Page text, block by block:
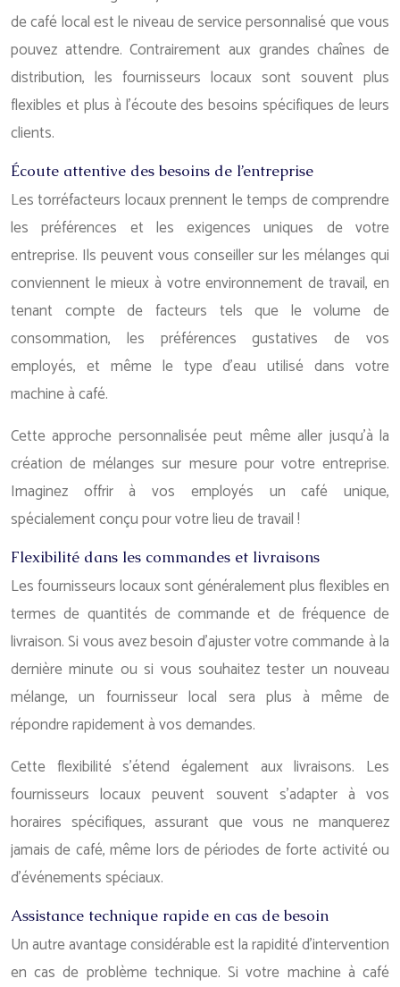
de café local est le niveau de service personnalisé que vous
pouvez attendre. Contrairement aux grandes chaînes de
distribution, les fournisseurs locaux sont souvent plus
flexibles et plus à l’écoute des besoins spécifiques de leurs
clients.
Écoute attentive des besoins de l’entreprise
Les torréfacteurs locaux prennent le temps de comprendre
les préférences et les exigences uniques de votre
entreprise. Ils peuvent vous conseiller sur les mélanges qui
conviennent le mieux à votre environnement de travail, en
tenant compte de facteurs tels que le volume de
consommation, les préférences gustatives de vos
employés, et même le type d’eau utilisé dans votre
machine à café.
Cette approche personnalisée peut même aller jusqu’à la
création de mélanges sur mesure pour votre entreprise.
Imaginez offrir à vos employés un café unique,
spécialement conçu pour votre lieu de travail !
Flexibilité dans les commandes et livraisons
Les fournisseurs locaux sont généralement plus flexibles en
termes de quantités de commande et de fréquence de
livraison. Si vous avez besoin d’ajuster votre commande à la
dernière minute ou si vous souhaitez tester un nouveau
mélange, un fournisseur local sera plus à même de
répondre rapidement à vos demandes.
Cette flexibilité s’étend également aux livraisons. Les
fournisseurs locaux peuvent souvent s’adapter à vos
horaires spécifiques, assurant que vous ne manquerez
jamais de café, même lors de périodes de forte activité ou
d’événements spéciaux.
Assistance technique rapide en cas de besoin
Un autre avantage considérable est la rapidité d’intervention
en cas de problème technique. Si votre machine à café